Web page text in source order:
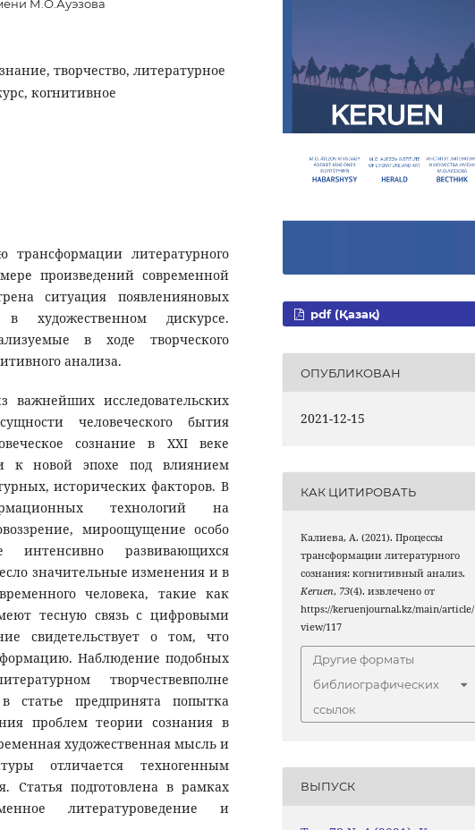
М.О.Ауэзова
творчество, литературное
когнитивное
трансформации литературного
произведений современной
ситуация появленияновых
художественном дискурсе.
в ходе творческого
анализа.
исследовательских
человеческого бытия
сознание в XXI веке
к новой эпохе под влиянием
исторических факторов. В
технологий на
мироощущение особо
развивающихся
значительные изменения и в
человека, такие как
тесную связь с цифровыми
свидетельствует о том, что
Наблюдение подобных
творчествевполне
предпринята попытка
проблем теории сознания в
художественная мысль и
отличается техногенным
Статья подготовлена в рамках
литературоведение и
pdf (Қазақ)
ОПУБЛИКОВАН
2021-12-15
КАК ЦИТИРОВАТЬ
Калиева, А. (2021). Процессы
трансформации литературного
сознания: когнитивный анализ.
Keruen, 73(4). извлечено от
https://keruenjournal.kz/main/article/
view/117
Другие форматы
библиографических
ссылок
ВЫПУСК